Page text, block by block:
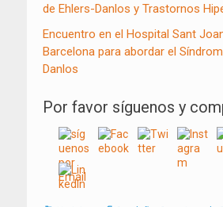
de Ehlers-Danlos y Trastornos
Encuentro en el Hospital Sant
Barcelona para abordar el
Danlos
Por favor síguenos y